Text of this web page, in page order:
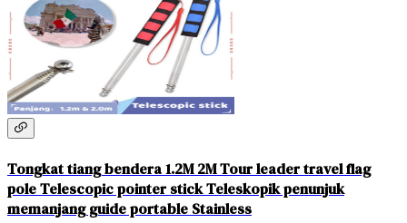
Tongkat tiang bendera 1.2M 2M Tour leader travel flag
pole Telescopic pointer stick Teleskopik penunjuk
memanjang guide portable Stainless